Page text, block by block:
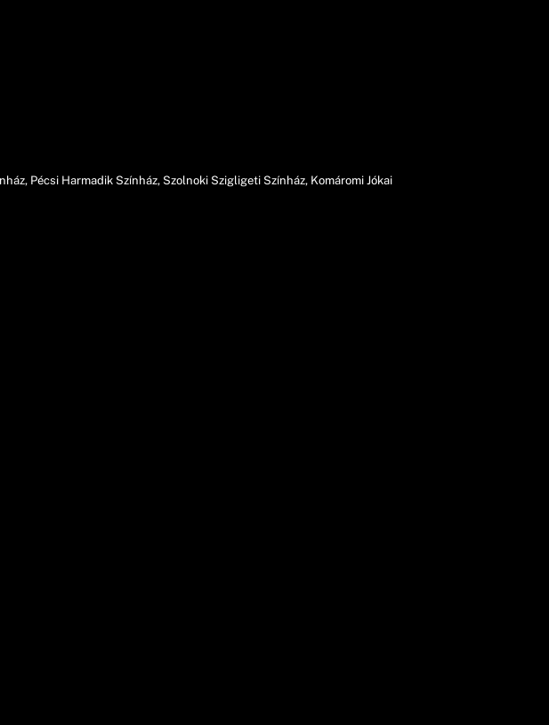
Pécsi Harmadik Színház, Szolnoki Szigligeti Színház, Komáromi Jókai